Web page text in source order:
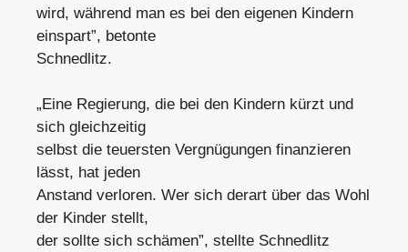
wird, während man es bei den eigenen Kindern
einspart”, betonte
Schnedlitz.
„Eine Regierung, die bei den Kindern kürzt und
sich gleichzeitig
selbst die teuersten Vergnügungen finanzieren
lässt, hat jeden
Anstand verloren. Wer sich derart über das Wohl
der Kinder stellt,
der sollte sich schämen”, stellte Schnedlitz